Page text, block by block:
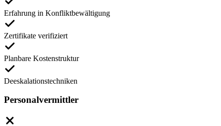
Erfahrung in Konfliktbewältigung
Zertifikate verifiziert
Planbare Kostenstruktur
Deeskalationstechniken
Personalvermittler